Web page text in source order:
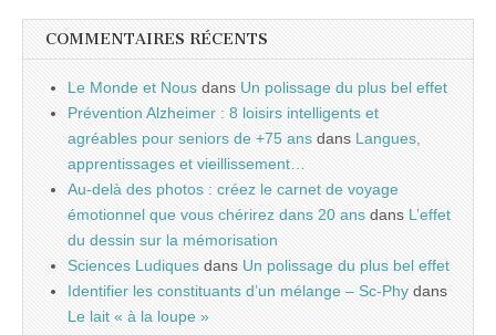
COMMENTAIRES RÉCENTS
Le Monde et Nous dans Un polissage du plus bel effet
Prévention Alzheimer : 8 loisirs intelligents et
agréables pour seniors de +75 ans dans Langues,
apprentissages et vieillissement…
Au-delà des photos : créez le carnet de voyage
émotionnel que vous chérirez dans 20 ans dans L’effet
du dessin sur la mémorisation
Sciences Ludiques dans Un polissage du plus bel effet
Identifier les constituants d’un mélange – Sc-Phy dans
Le lait « à la loupe »